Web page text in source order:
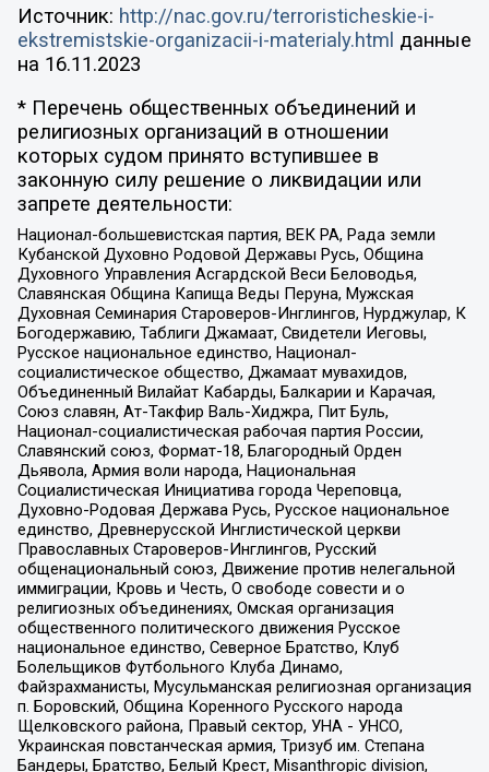
Источник: http://nac.gov.ru/terroristicheskie-i-
ekstremistskie-organizacii-i-materialy.html данные
на 16.11.2023
* Перечень общественных объединений и
религиозных организаций в отношении
которых судом принято вступившее в
законную силу решение о ликвидации или
запрете деятельности:
Национал-большевистская партия, ВЕК РА, Рада земли
Кубанской Духовно Родовой Державы Русь, Община
Духовного Управления Асгардской Веси Беловодья,
Славянская Община Капища Веды Перуна, Мужская
Духовная Семинария Староверов-Инглингов, Нурджулар, К
Богодержавию, Таблиги Джамаат, Свидетели Иеговы,
Русское национальное единство, Национал-
социалистическое общество, Джамаат мувахидов,
Объединенный Вилайат Кабарды, Балкарии и Карачая,
Союз славян, Ат-Такфир Валь-Хиджра, Пит Буль,
Национал-социалистическая рабочая партия России,
Славянский союз, Формат-18, Благородный Орден
Дьявола, Армия воли народа, Национальная
Социалистическая Инициатива города Череповца,
Духовно-Родовая Держава Русь, Русское национальное
единство, Древнерусской Инглистической церкви
Православных Староверов-Инглингов, Русский
общенациональный союз, Движение против нелегальной
иммиграции, Кровь и Честь, О свободе совести и о
религиозных объединениях, Омская организация
общественного политического движения Русское
национальное единство, Северное Братство, Клуб
Болельщиков Футбольного Клуба Динамо,
Файзрахманисты, Мусульманская религиозная организация
п. Боровский, Община Коренного Русского народа
Щелковского района, Правый сектор, УНА - УНСО,
Украинская повстанческая армия, Тризуб им. Степана
Бандеры, Братство, Белый Крест, Misanthropic division,